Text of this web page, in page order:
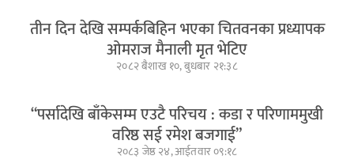
तीन दिन देखि सम्पर्कबिहिन भएका चितवनका प्रध्यापक
ओमराज मैनाली मृत भेटिए
२०८२ बैशाख १०, बुधबार २१:३८
“पर्सादेखि बाँकेसम्म एउटै परिचय : कडा र परिणाममुखी
वरिष्ठ सई रमेश बजगाई”
२०८३ जेष्ठ २४, आईतवार ०९:१८